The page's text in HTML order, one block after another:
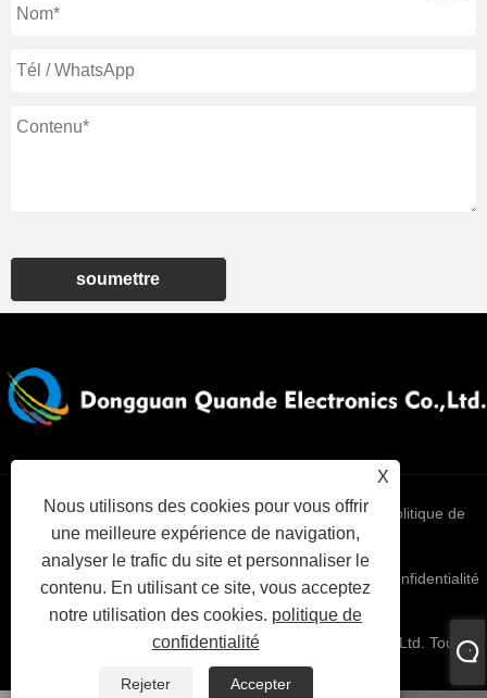
soumettre
X
Nous utilisons des cookies pour vous offrir
une meilleure expérience de navigation,
analyser le trafic du site et personnaliser le
contenu. En utilisant ce site, vous acceptez
notre utilisation des cookies. politique de
confidentialité
Rejeter Accepter
Links Sitemap RSS XML politique de
confidentialité
Copyright © 2025 Dongguan Quande Electronics Co., Ltd. Tous
droits réservés.